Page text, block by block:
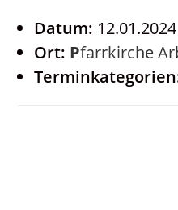
Datum:
Ort:
Pfarrkirche